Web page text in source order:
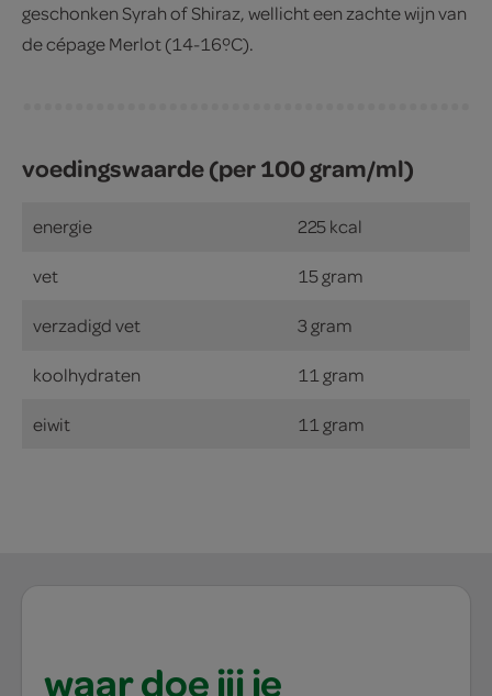
geschonken Syrah of Shiraz, wellicht een zachte wijn van
de cépage Merlot (14-16ºC).
voedingswaarde (per 100 gram/ml)
energie 225 kcal
vet 15 gram
verzadigd vet 3 gram
koolhydraten 11 gram
eiwit 11 gram
waar doe jij je